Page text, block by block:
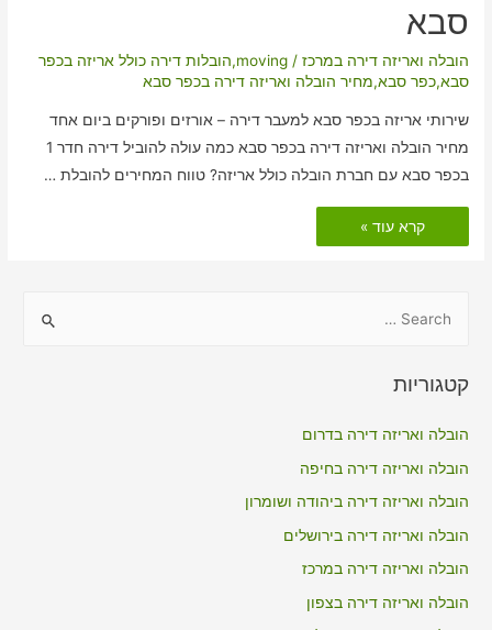
סבא
הובלה ואריזה דירה במרכז /
moving
,הובלות דירה כולל אריזה בכפר
סבא,כפר סבא,מחיר הובלה ואריזה דירה בכפר סבא
שירותי אריזה בכפר סבא למעבר דירה – אורזים ופורקים ביום אחד
מחיר הובלה ואריזה דירה בכפר סבא כמה עולה להוביל דירה חדר 1
בכפר סבא עם חברת הובלה כולל אריזה? טווח המחירים להובלת …
הובלות
דירה
כולל
קרא עוד »
r
o
r
:
קטגוריות
הובלה ואריזה דירה בדרום
הובלה ואריזה דירה בחיפה
הובלה ואריזה דירה ביהודה ושומרון
הובלה ואריזה דירה בירושלים
הובלה ואריזה דירה במרכז
הובלה ואריזה דירה בצפון